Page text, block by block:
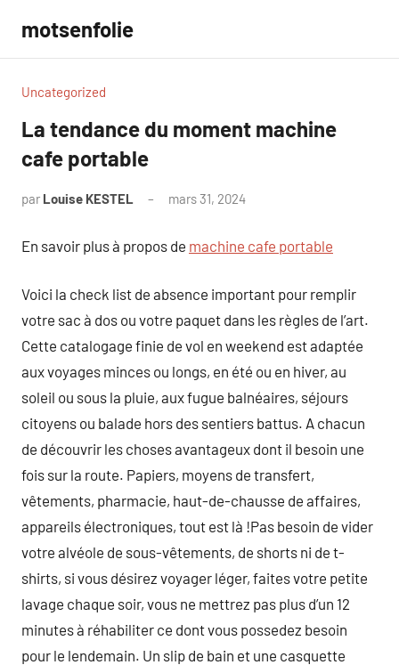
contenu
motsenfolie
Uncategorized
La tendance du moment machine
cafe portable
par Louise KESTEL mars 31, 2024
En savoir plus à propos de machine cafe portable
Voici la check list de absence important pour remplir
votre sac à dos ou votre paquet dans les règles de l’art.
Cette catalogage finie de vol en weekend est adaptée
aux voyages minces ou longs, en été ou en hiver, au
soleil ou sous la pluie, aux fugue balnéaires, séjours
citoyens ou balade hors des sentiers battus. A chacun
de découvrir les choses avantageux dont il besoin une
fois sur la route. Papiers, moyens de transfert,
vêtements, pharmacie, haut-de-chausse de affaires,
appareils électroniques, tout est là !Pas besoin de vider
votre alvéole de sous-vêtements, de shorts ni de t-
shirts, si vous désirez voyager léger, faites votre petite
lavage chaque soir, vous ne mettrez pas plus d’un 12
minutes à réhabiliter ce dont vous possedez besoin
pour le lendemain. Un slip de bain et une casquette